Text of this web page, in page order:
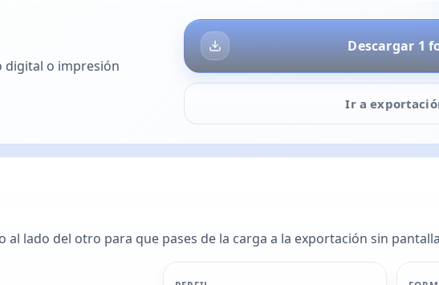
digital o impresión
Descargar 1
Ir a
lado del otro para que pases de la carga a la exportación sin